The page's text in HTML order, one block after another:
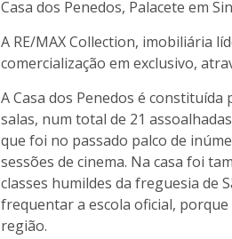
Casa dos Penedos, Palacete em
A RE/MAX Collection, imobiliária
comercialização em exclusivo,
A Casa dos Penedos é
salas, num total de 21
que foi no passado palco de
sessões de cinema. Na casa foi
classes humildes da freguesia de
frequentar a escola oficial,
região.